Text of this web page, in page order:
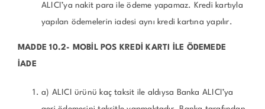
ALICI’ya nakit para ile ödeme yapamaz. Kredi kartıyla
yapılan ödemelerin iadesi aynı kredi kartına yapılır.
MADDE 10.2- MOBİL POS KREDİ KARTI İLE ÖDEMEDE
İADE
a) ALICI ürünü kaç taksit ile aldıysa Banka ALICI’ya